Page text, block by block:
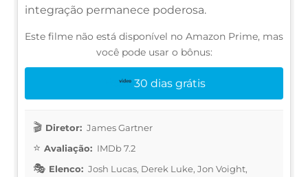
integração permanece poderosa.
Este filme não está disponível no Amazon Prime, mas
você pode usar o bônus:
30 dias grátis
Diretor: James Gartner
Avaliação: IMDb 7.2
Elenco: Josh Lucas, Derek Luke, Jon Voight,